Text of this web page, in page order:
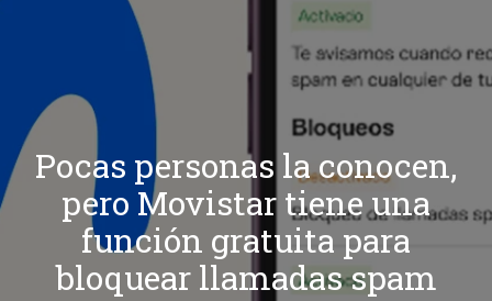
Pocas personas la conocen,
pero Movistar tiene una
función gratuita para
bloquear llamadas spam